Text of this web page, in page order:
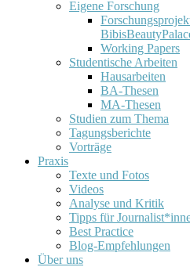
Eigene Forschung
Working Papers
Studentische Arbeiten
Hausarbeiten
BA-Thesen
MA-Thesen
Studien zum Thema
Tagungsberichte
Vorträge
Praxis
Texte und Fotos
Videos
Analyse und Kritik
Tipps für
Best Practice
Blog-Empfehlungen
Über uns